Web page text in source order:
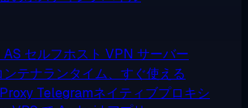
セルフホスト VPN サーバー
ンテナランタイム、すぐ使える
Telegramネイティブプロキシ